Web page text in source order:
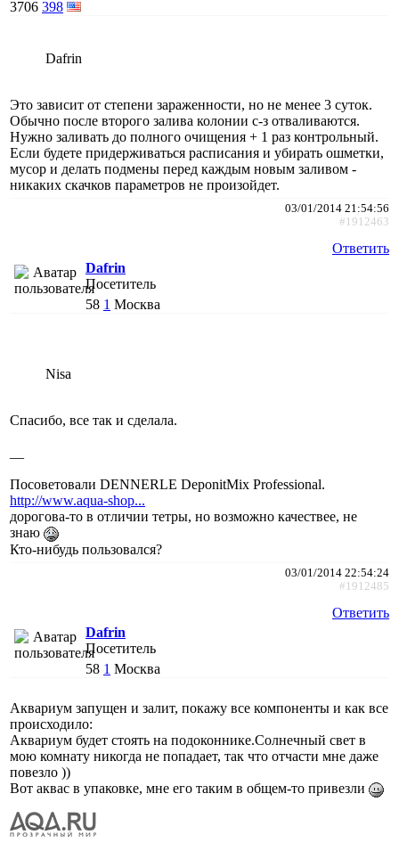
3706 398
Dafrin
Это зависит от степени зараженности, но не менее 3 суток.
Обычно после второго залива колонии с-з отваливаются.
Нужно заливать до полного очищения + 1 раз контрольный.
Если будете придерживаться расписания и убирать ошметки,
мусор и делать подмены перед каждым новым заливом -
никаких скачков параметров не произойдет.
03/01/2014 21:54:56
#1912463
Ответить
Dafrin
Посетитель
58 1 Москва
Nisa
Спасибо, все так и сделала.
Посоветовали DENNERLE DeponitMix Professional.
http://www.aqua-shop...
дорогова-то в отличии тетры, но возможно качествее, не
знаю
Кто-нибудь пользовался?
03/01/2014 22:54:24
#1912485
Ответить
Dafrin
Посетитель
58 1 Москва
Аквариум запущен и залит, покажу все компоненты и как все
происходило:
Аквариум будет стоять на подоконнике.Солнечный свет в
мою комнату никогда не попадает, так что отчасти мне даже
повезло ))
Вот аквас в упаковке, мне его таким в общем-то привезли